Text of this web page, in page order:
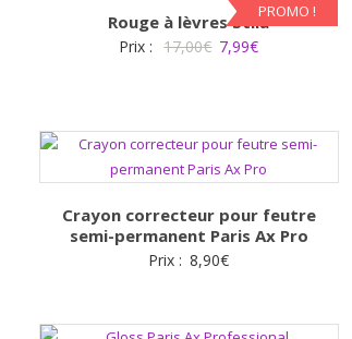
PROMO !
Rouge à lèvres Stila
Prix : 17,00€ Le
était :
17,00€.
7,99€Le
est :
7,99€.
Crayon correcteur pour feutre
semi-permanent Paris Ax Pro
Prix : 8,90€